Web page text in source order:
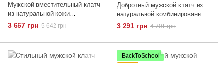
Мужской вместительный клатч
из натуральной кожи
CANPELLINI 21550 Синий
3 667 грн 5 642 грн
Добротный мужской клатч из
натуральной комбинированной
кожи CANPELLINI 21565 Синий
3 291 грн 4 701 грн
BackToSchool